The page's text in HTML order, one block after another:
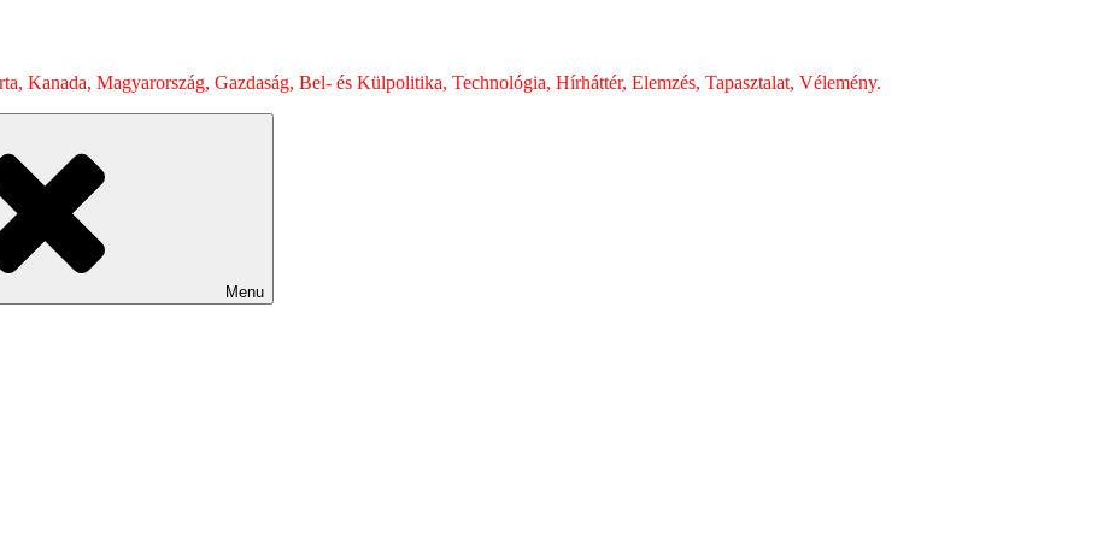
Kanada, Magyarország, Gazdaság, Bel- és Külpolitika, Technológia, Hírháttér, Elemzés, Tapasztalat, Vélemény.
Menu